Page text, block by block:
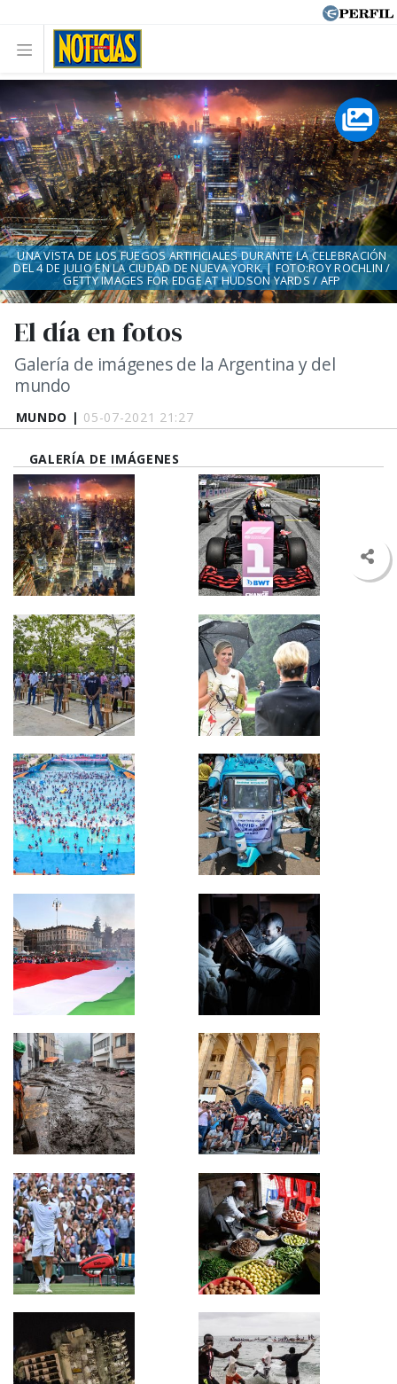
MUNDO | 05-07-2021 21:27
El día en fotos
Galería de imágenes de la Argentina y del
mundo
UNA VISTA DE LOS FUEGOS ARTIFICIALES DURANTE LA CELEBRACIÓN
DEL 4 DE JULIO EN LA CIUDAD DE NUEVA YORK. | FOTO:ROY ROCHLIN /
GETTY IMAGES FOR EDGE AT HUDSON YARDS / AFP
GALERÍA DE IMÁGENES